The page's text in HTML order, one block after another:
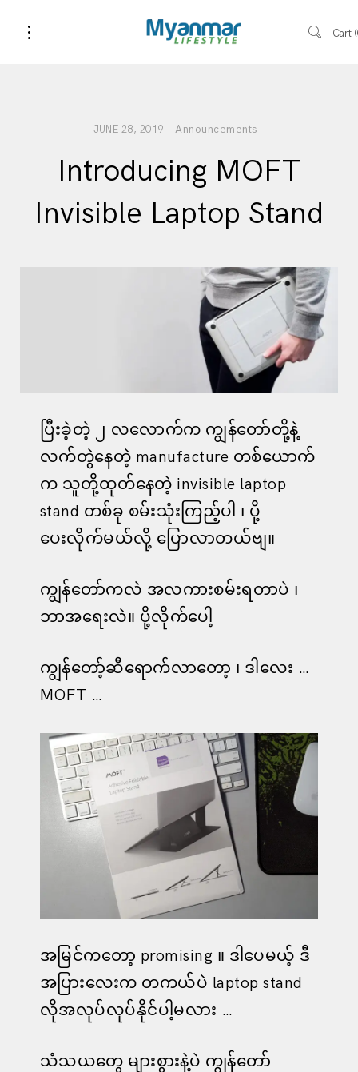
Cart
JUNE 28, 2019 Announcements
Introducing MOFT
Invisible Laptop Stand
ပြီးခဲ့တဲ့ ၂ လလောက်က ကျွန်တော်တို့နဲ့
လက်တွဲနေတဲ့ manufacture တစ်ယောက်
က သူတို့ထုတ်နေတဲ့ invisible laptop
stand တစ်ခု စမ်းသုံးကြည့်ပါ ၊ ပို့
ပေးလိုက်မယ်လို့ ပြောလာတယ်ဗျ။
ကျွန်တော်ကလဲ အလကားစမ်းရတာပဲ ၊
ဘာအရေးလဲ။ ပို့လိုက်ပေါ့
ကျွန်တော့်ဆီရောက်လာတော့ ၊ ဒါလေး …
MOFT …
အမြင်ကတော့ promising ။ ဒါပေမယ့် ဒီ
အပြားလေးက တကယ်ပဲ laptop stand
လိုအလုပ်လုပ်နိုင်ပါ့မလား …
သံသယတွေ များစွားနဲ့ပဲ ကျွန်တော်